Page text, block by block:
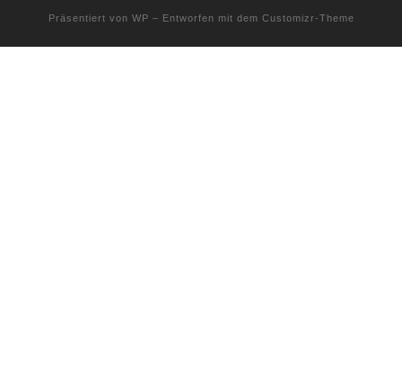
Präsentiert von WP – Entworfen mit dem Customizr-Theme